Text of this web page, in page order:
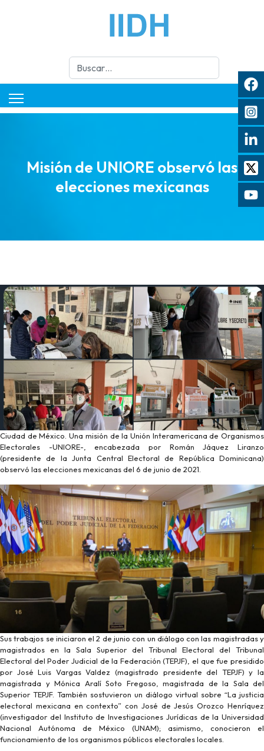
Buscar
Misión de UNIORE observó las
elecciones mexicanas
Ciudad de México. Una misión de la Unión Interamericana de Organismos
Electorales -UNIORE-, encabezada por Román Jáquez Liranzo
(presidente de la Junta Central Electoral de República Dominicana)
observó las elecciones mexicanas del 6 de junio de 2021.
Sus trabajos se iniciaron el 2 de junio con un diálogo con las magistradas y
magistrados en la Sala Superior del Tribunal Electoral del Tribunal
Electoral del Poder Judicial de la Federación (TEPJF), el que fue presidido
por José Luis Vargas Valdez (magistrado presidente del TEPJF) y la
magistrada y Mónica Aralí Soto Fregoso, magistrada de la Sala del
Superior TEPJF. También sostuvieron un diálogo virtual sobre “La justicia
electoral mexicana en contexto” con José de Jesús Orozco Henríquez
(investigador del Instituto de Investigaciones Jurídicas de la Universidad
Nacional Autónoma de México (UNAM); asimismo, conocieron el
funcionamiento de los organismos públicos electorales locales.